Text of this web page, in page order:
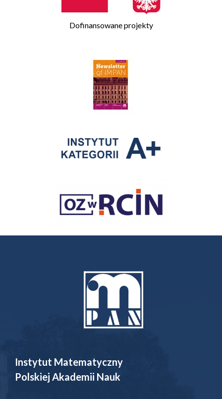
Dofinansowane projekty
Instytut Matematyczny
Polskiej Akademii Nauk